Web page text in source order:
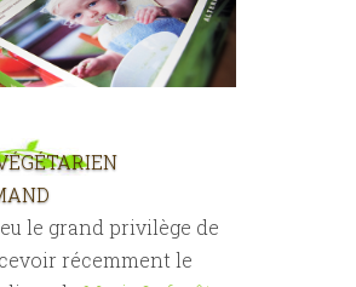
le grand privilège de
récemment le